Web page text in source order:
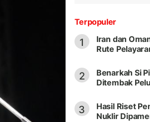
Terpopuler
1
Iran dan
Rute
2
Benarkah Si
Ditembak
3
Hasil Riset
Nuklir